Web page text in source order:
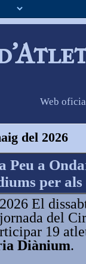
Web
del 2026
Peu a
per
El
del
19
Diànium.